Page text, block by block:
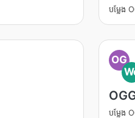
បម្លែង
OG
បម្លែង